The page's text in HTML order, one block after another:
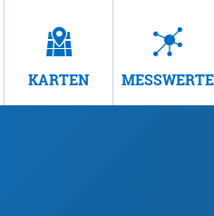
KARTEN MESSWERTE